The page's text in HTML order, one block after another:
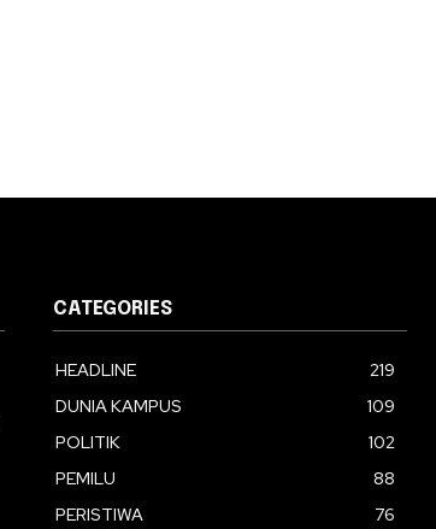
CATEGORIES
HEADLINE
219
DUNIA KAMPUS
109
POLITIK
102
PEMILU
88
PERISTIWA
76